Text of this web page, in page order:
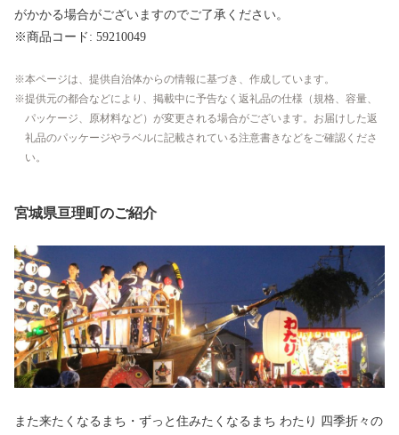
がかかる場合がございますのでご了承ください。
※商品コード: 59210049
本ページは、提供自治体からの情報に基づき、作成しています。
提供元の都合などにより、掲載中に予告なく返礼品の仕様（規格、容量、
パッケージ、原材料など）が変更される場合がございます。お届けした返
礼品のパッケージやラベルに記載されている注意書きなどをご確認くださ
い。
宮城県亘理町のご紹介
また来たくなるまち・ずっと住みたくなるまち わたり 四季折々の